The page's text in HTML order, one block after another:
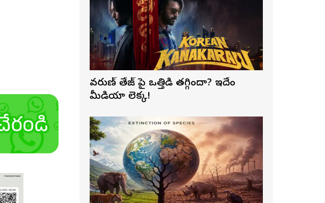
వరుణ్ తేజ్‌ పై ఒత్తిడి తగ్గిందా? ఇదేం
మీడియా లెక్క!